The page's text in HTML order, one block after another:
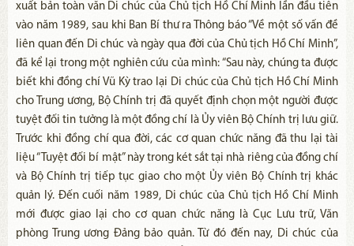
xuất bản toàn văn Di chúc của Chủ tịch Hồ Chí Minh lần đầu tiên
vào năm 1989, sau khi Ban Bí thư ra Thông báo “Về một số vấn đề
liên quan đến Di chúc và ngày qua đời của Chủ tịch Hồ Chí Minh”,
đã kể lại trong một nghiên cứu của mình: “Sau này, chúng ta được
biết khi đồng chí Vũ Kỳ trao lại Di chúc của Chủ tịch Hồ Chí Minh
cho Trung ương, Bộ Chính trị đã quyết định chọn một người được
tuyệt đối tin tưởng là một đồng chí là Ủy viên Bộ Chính trị lưu giữ.
Trước khi đồng chí qua đời, các cơ quan chức năng đã thu lại tài
liệu “Tuyệt đối bí mật” này trong két sắt tại nhà riêng của đồng chí
và Bộ Chính trị tiếp tục giao cho một Ủy viên Bộ Chính trị khác
quản lý. Đến cuối năm 1989, Di chúc của Chủ tịch Hồ Chí Minh
mới được giao lại cho cơ quan chức năng là Cục Lưu trữ, Văn
phòng Trung ương Đảng bảo quản. Từ đó đến nay, Di chúc của